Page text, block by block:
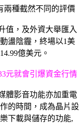
種截然不同的評價
，及外資大舉匯入
盪陰霾，終場以1美
億美元。
元就會引爆資金行情
影音功能亦加重電
的時間，成為晶片設
下載與儲存的功能,